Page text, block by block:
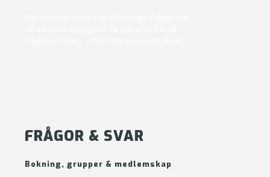
FRÅGOR & SVAR
Bokning, grupper & medlemskap